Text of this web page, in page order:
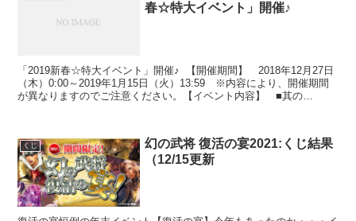
春☆特大イベント」開催♪
「2019新春☆特大イベント」開催♪ 【開催期間】 2018年12月27日
（木）0:00～2019年1月15日（火）13:59 ※内容により、開催期間
が異なりますのでご注意ください。【イベント内容】 ■其の
くじ
幻の武将 復活の宴2021:くじ結果
（12/15更新